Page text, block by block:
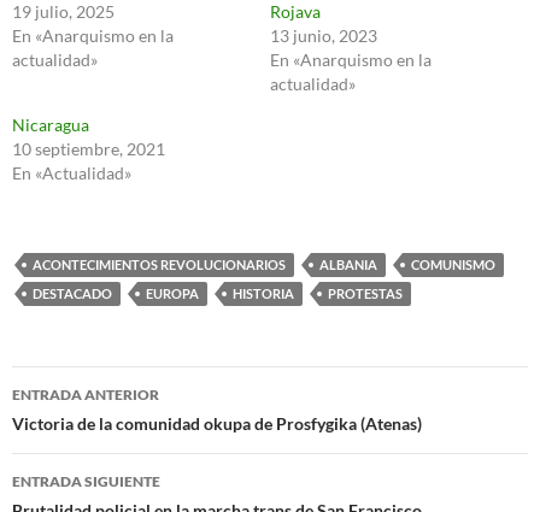
19 julio, 2025
En «Anarquismo en la
actualidad»
Rojava
13 junio, 2023
En «Anarquismo en la
actualidad»
Nicaragua
10 septiembre, 2021
En «Actualidad»
ACONTECIMIENTOS REVOLUCIONARIOS ALBANIA
COMUNISMO
DESTACADO
EUROPA HISTORIA PROTESTAS
Navegación
de
entradas
ENTRADA ANTERIOR
Victoria de la comunidad okupa de Prosfygika (Atenas)
ENTRADA SIGUIENTE